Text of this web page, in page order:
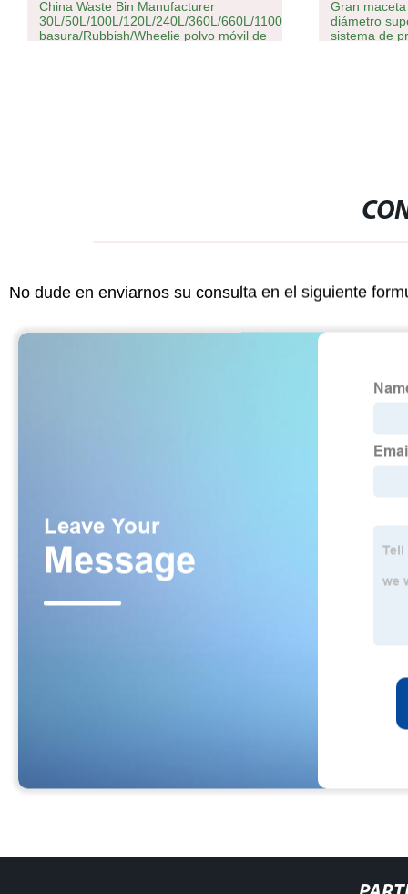
China Waste Bin Manufacturer
30L/50L/100L/120L/240L/360L/660L/1100L
basura/Rubbish/Wheelie polvo móvil de
Gran
diámetro
sistema de
No dude en enviarnos su consulta en el siguiente